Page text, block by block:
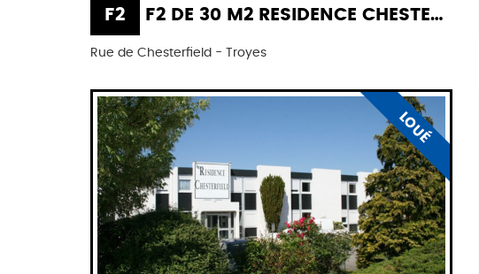
F2 F2 DE 30 M2 RESIDENCE CHESTERFIELD
Rue de Chesterfield - Troyes
LOUÉ